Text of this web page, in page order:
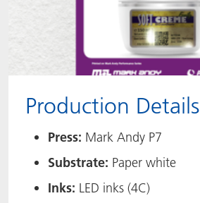
Production Details
Press: Mark Andy P7 ​
Substrate: Paper white​
Inks: LED inks (4C)​